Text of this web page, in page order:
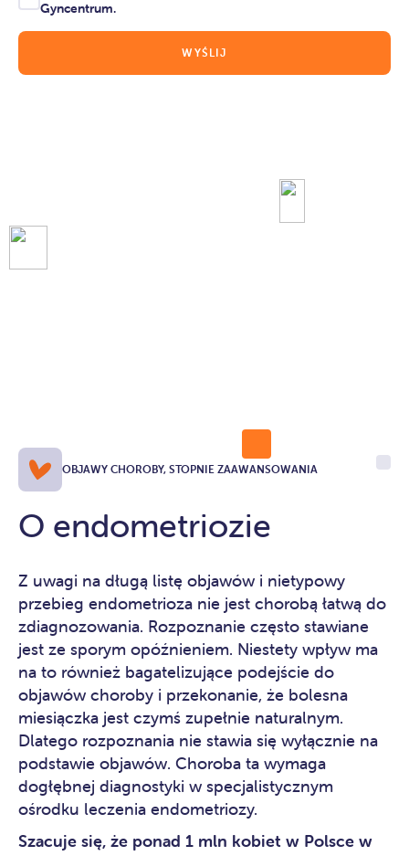
Gyncentrum.
OBJAWY CHOROBY, STOPNIE ZAAWANSOWANIA
O endometriozie
Z uwagi na długą listę objawów i nietypowy
przebieg endometrioza nie jest chorobą łatwą do
zdiagnozowania. Rozpoznanie często stawiane
jest ze sporym opóźnieniem. Niestety wpływ ma
na to również bagatelizujące podejście do
objawów choroby i przekonanie, że bolesna
miesiączka jest czymś zupełnie naturalnym.
Dlatego rozpoznania nie stawia się wyłącznie na
podstawie objawów. Choroba ta wymaga
dogłębnej diagnostyki w specjalistycznym
ośrodku leczenia endometriozy.
Szacuje się, że ponad 1 mln kobiet w Polsce w